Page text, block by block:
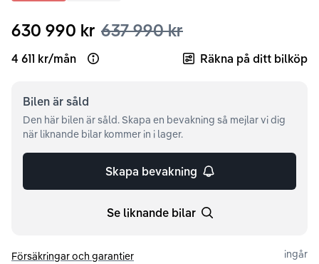
630 990 kr 637 990 kr
4 611 kr/mån Open loan example Räkna på ditt bilköp
Bilen är såld
Den här bilen är såld. Skapa en bevakning så mejlar vi dig
när liknande bilar kommer in i lager.
Skapa bevakning
Se liknande bilar
Försäkringar och garantier
ingår